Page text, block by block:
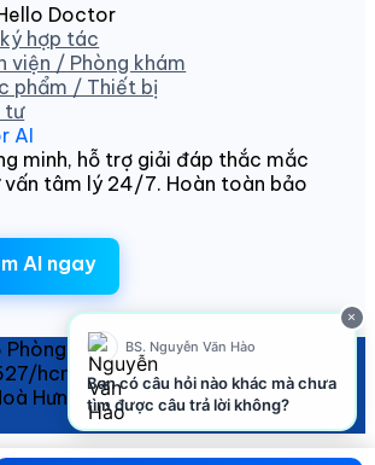
×
BS. Nguyễn Văn Hào
Bạn có câu hỏi nào khác mà chưa
tìm được câu trả lời không?
Doctor
hợp tác
viện / Phòng khám
phẩm / Thiết bị
tư
AI
minh, hỗ trợ giải đáp thắc mắc
vấn tâm lý 24/7. Hoàn toàn bảo
AI ngay
khám SKTT thuộc Hello
hcm-gphd Địa chỉ: 152/6 Thành
Hưng. Phạm vi hoạt động chuyên